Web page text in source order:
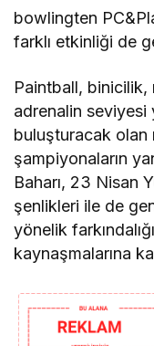
bowlingten
farklı etkinliği de
Paintball,
adrenalin seviyesi
buluşturacak olan
şampiyonaların
Baharı, 23 Nisan
şenlikleri ile de
yönelik
kaynaşmalarına